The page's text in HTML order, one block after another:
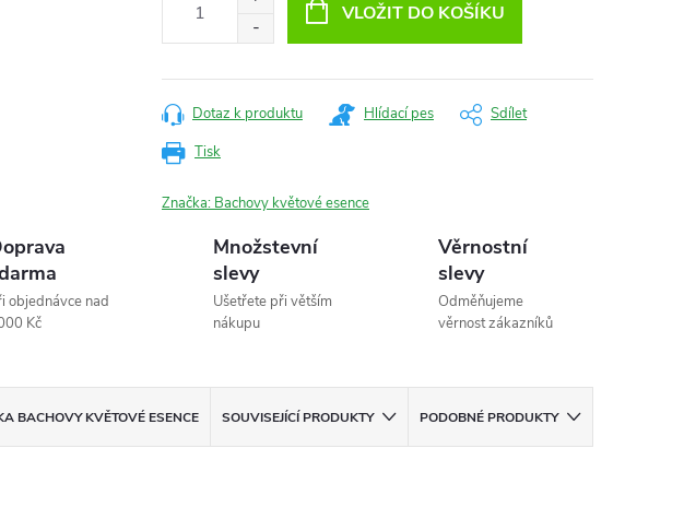
VLOŽIT DO KOŠÍKU
Tisk
Dotaz k produktu Hlídací pes Sdílet
Značka: Bachovy květové esence
objednávce nad
Kč
Množstevní
slevy
Ušetřete při větším
nákupu
Věrnostní
slevy
Odměňujeme
věrnost zákazníků
BACHOVY KVĚTOVÉ ESENCE SOUVISEJÍCÍ PRODUKTY PODOBNÉ PRODUKTY